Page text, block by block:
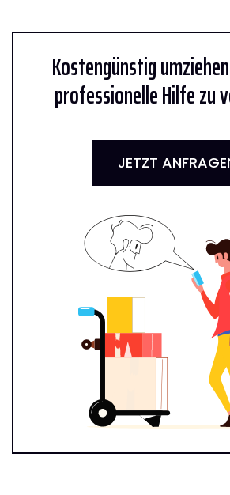
Kostengünstig
professionelle Hilfe zu
JETZT